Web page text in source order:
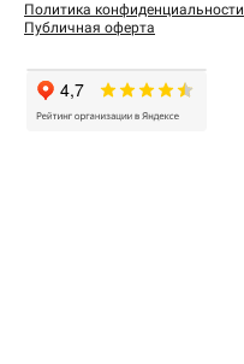
Политика конфиденциальности
Публичная оферта